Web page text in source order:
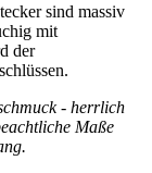
sind massiv
mit
der
- herrlich
Maße